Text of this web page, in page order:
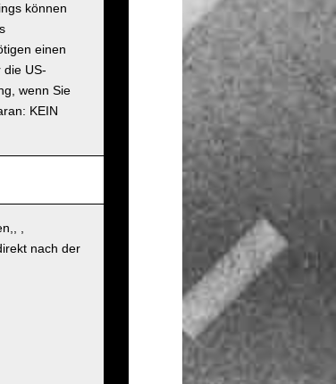
können
einen
die US-
wenn Sie
KEIN
,
nach der